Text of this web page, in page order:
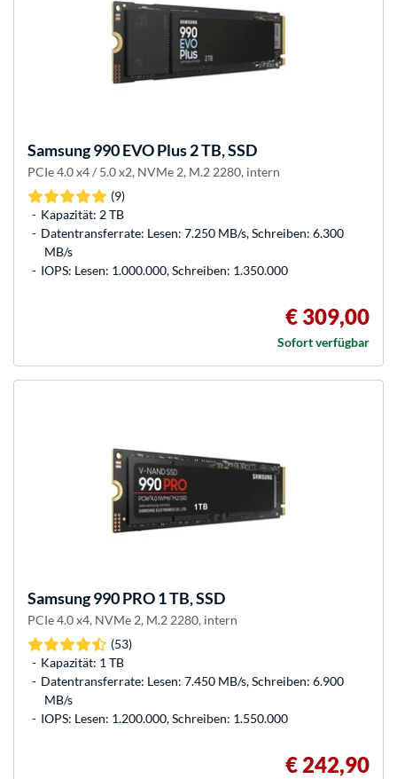
Samsung990 EVO Plus 2 TB, SSD
PCIe 4.0 x4 / 5.0 x2, NVMe 2, M.2 2280, intern
(9)
Kapazität: 2 TB
Datentransferrate: Lesen: 7.250 MB/s, Schreiben: 6.300
MB/s
IOPS: Lesen: 1.000.000, Schreiben: 1.350.000
€ 309,00
Sofort verfügbar
Samsung990 PRO 1 TB, SSD
PCIe 4.0 x4, NVMe 2, M.2 2280, intern
(53)
Kapazität: 1 TB
Datentransferrate: Lesen: 7.450 MB/s, Schreiben: 6.900
MB/s
IOPS: Lesen: 1.200.000, Schreiben: 1.550.000
€ 242,90